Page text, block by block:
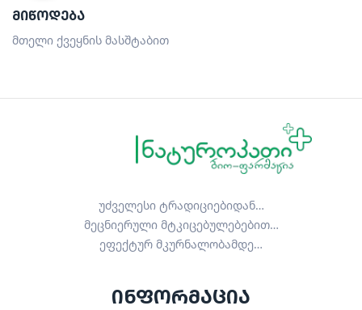
ᲛᲘᲬᲝᲓᲔᲑᲐ
მთელი ქვეყნის მასშტაბით
უძველესი ტრადიციებიდან…
მეცნიერული მტკიცებულებებით…
ეფექტურ მკურნალობამდე…
ინფორმაცია